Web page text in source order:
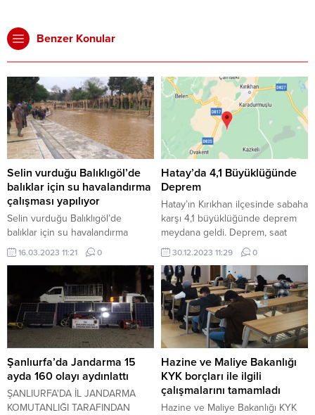
Benzer Konular
Selin vurduğu Balıklıgöl’de
balıklar için su havalandırma
çalışması yapılıyor
Selin vurduğu Balıklıgöl’de
balıklar için su havalandırma
çalışması yapılıyor
16.03.2023 11:21 0
Hatay’da 4,1 Büyüklüğünde
Deprem
Hatay’ın Kırıkhan ilçesinde sabaha
karşı 4,1 büyüklüğünde deprem
meydana geldi. Deprem, saat
05.05’te merkez üssü Kırıkhan
olan 8,94 kilometre derinlikte
gerçekleşti. Deprem, Hatay’ın
yanı sıra çevre il ve ilçelerde de
hissedildi. Deprem nedeniyle
herhangi bir can kaybı veya
yaralanma bildirilmedi. Ancak, bazı
evlerde ve iş yerlerinde hasar
oluştu. Depremde maddi...
30.12.2023 11:29 0
Şanlıurfa’da Jandarma 15
ayda 160 olayı aydınlattı
ŞANLIURFA'DA İL JANDARMA
KOMUTANLIĞI TARAFINDAN
Hazine ve Maliye Bakanlığı
KYK borçları ile ilgili
çalışmalarını tamamladı
Hazine ve Maliye Bakanlığı KYK